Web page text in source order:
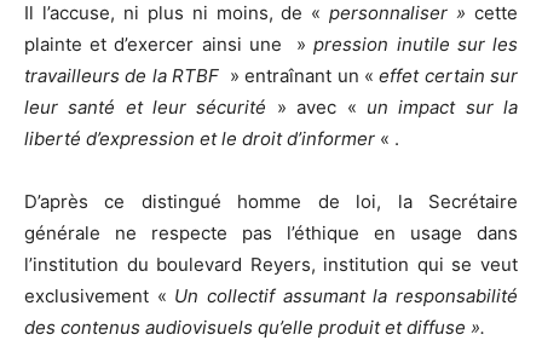
Il l’accuse, ni plus ni moins, de «personnaliser »cette
plainte et d’exercer ainsi une »pression inutile sur les
travailleurs de la RTBF » entraînant un «effet certain sur
leur santé et leur sécurité » avec « un impact sur la
liberté d’expression et le droit d’informer « .
D’après ce distingué homme de loi, la Secrétaire
générale ne respecte pas l’éthique en usage dans
l’institution du boulevard Reyers, institution qui se veut
exclusivement « Un collectif assumant la responsabilité
des contenus audiovisuels qu’elle produit et diffuse ».